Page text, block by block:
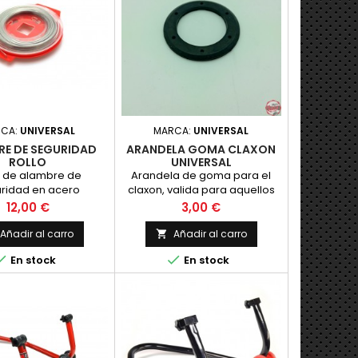
UNIVERSAL
DE SEGURIDAD
ROLLO
de alambre de
en acero
imprescindible en
competicion,
metros y diametro
0.8 mm.
Precio
12,00 €
Añadir al carro
En stock
MARCA: UNIVERSAL
ARANDELA GOMA CLAXON
UNIVERSAL
Arandela de goma para el
claxon, valida para aquellos
modelos que el claxon se
empotra en el faro
Precio
3,00 €
 Añadir al carro
 En stock